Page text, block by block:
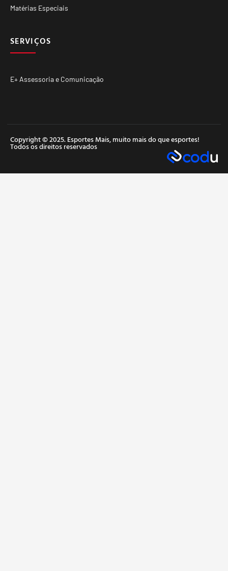
Matérias Especiais
SERVIÇOS
E+ Assessoria e Comunicação
Copyright © 2025. Esportes Mais, muito mais do que esportes!
Todos os direitos reservados